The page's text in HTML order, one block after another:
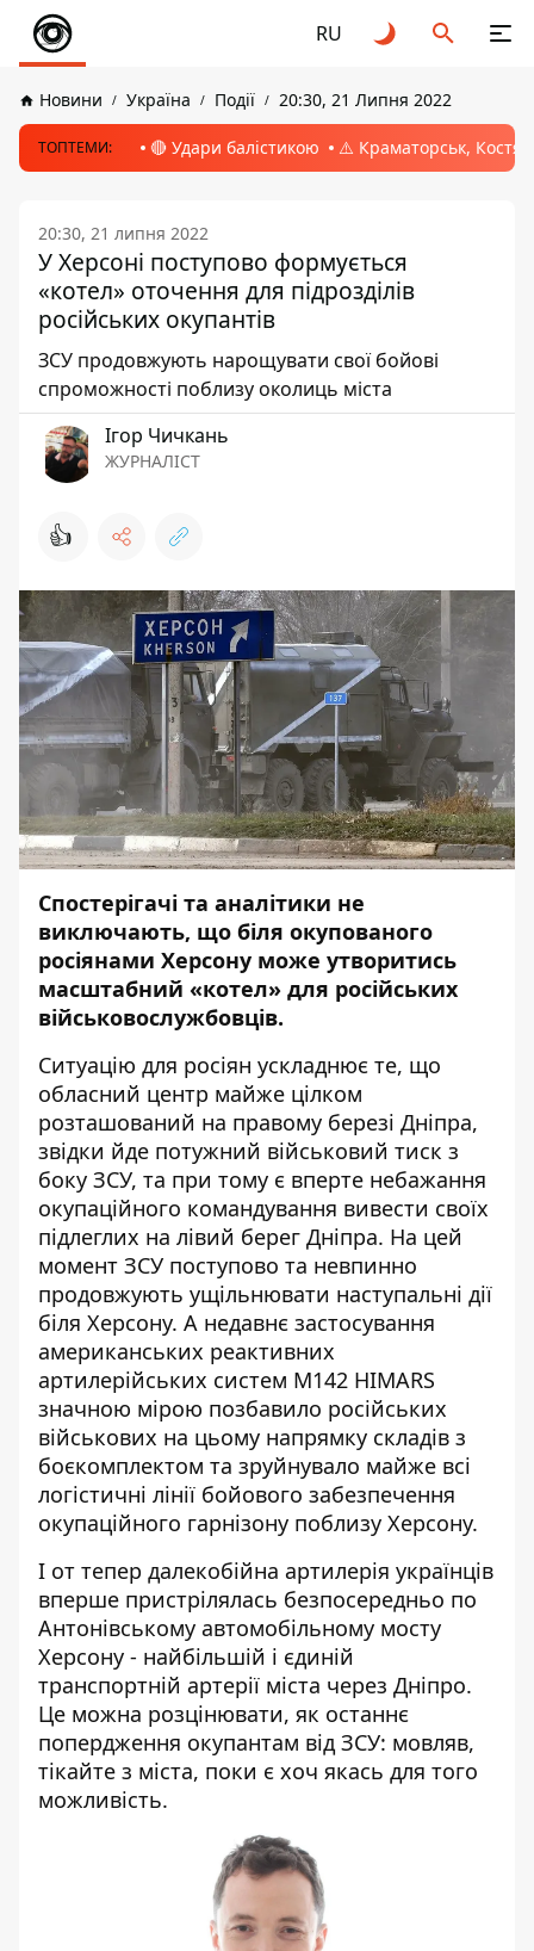
RU
Новини Україна Події 20:30, 21 Липня 2022
ТОПТЕМИ: 🔴 Удари балістикою ⚠️ Краматорськ,
20:30, 21 липня 2022
У Херсоні поступово формується
«котел» оточення для підрозділів
російських окупантів
ЗСУ продовжують нарощувати свої бойові
спроможності поблизу околиць міста
Ігор Чичкань
ЖУРНАЛІСТ
👍
Спостерігачі та аналітики не
виключають, що біля окупованого
росіянами Херсону може утворитись
масштабний «котел» для російських
військовослужбовців.
Ситуацію для росіян ускладнює те, що
обласний центр майже цілком
розташований на правому березі Дніпра,
звідки йде потужний військовий тиск з
боку ЗСУ, та при тому є вперте небажання
окупаційного командування вивести своїх
підлеглих на лівий берег Дніпра. На цей
момент ЗСУ поступово та невпинно
продовжують ущільнювати наступальні дії
біля Херсону. А недавнє застосування
американських реактивних
артилерійських систем M142 HIMARS
значною мірою позбавило російських
військових на цьому напрямку складів з
боєкомплектом та зруйнувало майже всі
логістичні лінії бойового забезпечення
окупаційного гарнізону поблизу Херсону.
І от тепер далекобійна артилерія українців
вперше пристрілялась безпосередньо по
Антонівському автомобільному мосту
Херсону - найбільшій і єдиній
транспортній артерії міста через Дніпро.
Це можна розцінювати, як останнє
попердження окупантам від ЗСУ: мовляв,
тікайте з міста, поки є хоч якась для того
можливість.